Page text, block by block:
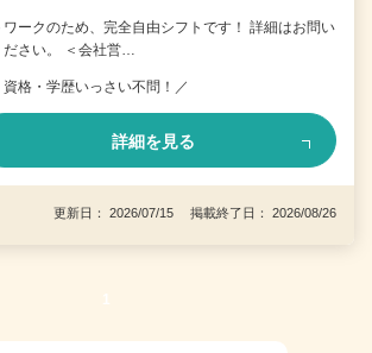
ワークのため、完全自由シフトです！ 詳細はお問い
ださい。 ＜会社営…
資格・学歴いっさい不問！／
詳細を見る
更新日： 2026/07/15 掲載終了日： 2026/08/26
1